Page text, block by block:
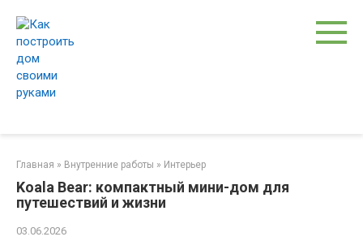
контенту
Главная » Внутренние работы » Интерьер
Koala Bear: компактный мини-дом для
путешествий и жизни
03.06.2026